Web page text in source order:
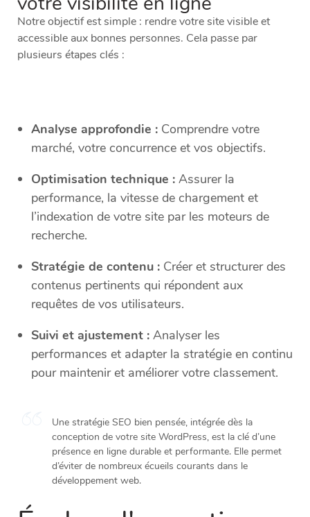
Notre objectif est simple : rendre votre site visible et
accessible aux bonnes personnes. Cela passe par
plusieurs étapes clés :
Analyse approfondie : Comprendre votre
marché, votre concurrence et vos objectifs.
Optimisation technique : Assurer la
performance, la vitesse de chargement et
l’indexation de votre site par les moteurs de
recherche.
Stratégie de contenu : Créer et structurer des
contenus pertinents qui répondent aux
requêtes de vos utilisateurs.
Suivi et ajustement : Analyser les
performances et adapter la stratégie en continu
pour maintenir et améliorer votre classement.
Une stratégie SEO bien pensée, intégrée dès la
conception de votre site WordPress, est la clé d’une
présence en ligne durable et performante. Elle permet
d’éviter de nombreux écueils courants dans le
développement web.